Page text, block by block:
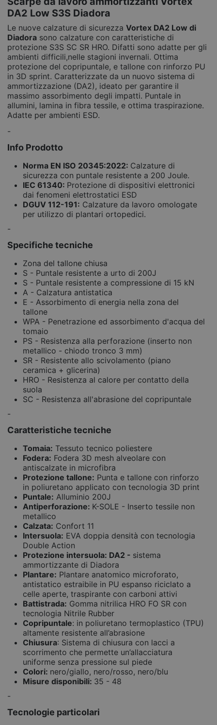
DA2 Low S3S Diadora
Le nuove calzature di sicurezza Vortex DA2 Low di
Diadora sono calzature con caratteristiche di
protezione S3S SC SR HRO. Difatti sono adatte per gli
ambienti difficili,nelle stagioni invernali. Ottima
protezione del copripuntale, e tallone con rinforzo PU
in 3D sprint. Caratterizzate da un nuovo sistema di
ammortizzazione (DA2), ideato per garantire il
massimo assorbimento degli impatti. Puntale in
allumini, lamina in fibra tessile, e ottima traspirazione.
Adatte per ambienti ESD.
-
Info Prodotto
Norma EN ISO 20345:2022: Calzature di
sicurezza con puntale resistente a 200 Joule.
IEC 61340: Protezione di dispositivi elettronici
dai fenomeni elettrostatici ESD
DGUV 112-191: Calzature da lavoro omologate
per utilizzo di plantari ortopedici.
-
Specifiche tecniche
Zona del tallone chiusa
S - Puntale resistente a urto di 200J
S - Puntale resistente a compressione di 15 kN
A - Calzatura antistatica
E - Assorbimento di energia nella zona del
tallone
WPA - Penetrazione ed assorbimento d'acqua del
tomaio
PS - Resistenza alla perforazione (inserto non
metallico - chiodo tronco 3 mm)
SR - Resistente allo scivolamento (piano
ceramica + glicerina)
HRO - Resistenza al calore per contatto della
suola
SC - Resistenza all'abrasione del copripuntale
-
Caratteristiche tecniche
Tomaia: Tessuto tecnico poliestere
Fodera: Fodera 3D mesh alveolare con
antiscalzate in microfibra
Protezione tallone: Punta e tallone con rinforzo
in poliuretano applicato con tecnologia 3D print
Puntale: Alluminio 200J
Antiperforazione: K-SOLE - Inserto tessile non
metallico
Calzata: Confort 11
Intersuola: EVA doppia densità con tecnologia
Double Action
Protezione intersuola: DA2 - sistema
ammortizzante di Diadora
Plantare: Plantare anatomico microforato,
antistatico estraibile in PU espanso riciclato a
celle aperte, traspirante con carboni attivi
Battistrada: Gomma nitrilica HRO FO SR con
tecnologia Nitrile Rubber
Copripuntale: in poliuretano termoplastico (TPU)
altamente resistente all’abrasione
Chiusura: Sistema di chiusura con lacci a
scorrimento che permette un’allacciatura
uniforme senza pressione sul piede
Colori: nero/giallo, nero/rosso, nero/blu
Misure disponibili: 35 - 48
-
Tecnologie particolari